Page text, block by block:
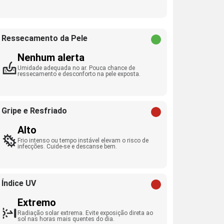
Ressecamento da Pele
Nenhum alerta
Umidade adequada no ar. Pouca chance de
ressecamento e desconforto na pele exposta.
Gripe e Resfriado
Alto
Frio intenso ou tempo instável elevam o risco de
infecções. Cuide-se e descanse bem.
Índice UV
Extremo
Radiação solar extrema. Evite exposição direta ao
sol nas horas mais quentes do dia.